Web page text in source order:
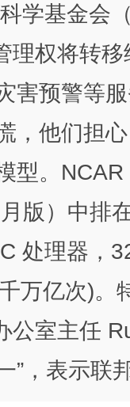
学基金会
理权将转
害预警等
，他们担
型。
版）中排
处理器，
万亿次)。
公室主任
”，表示联